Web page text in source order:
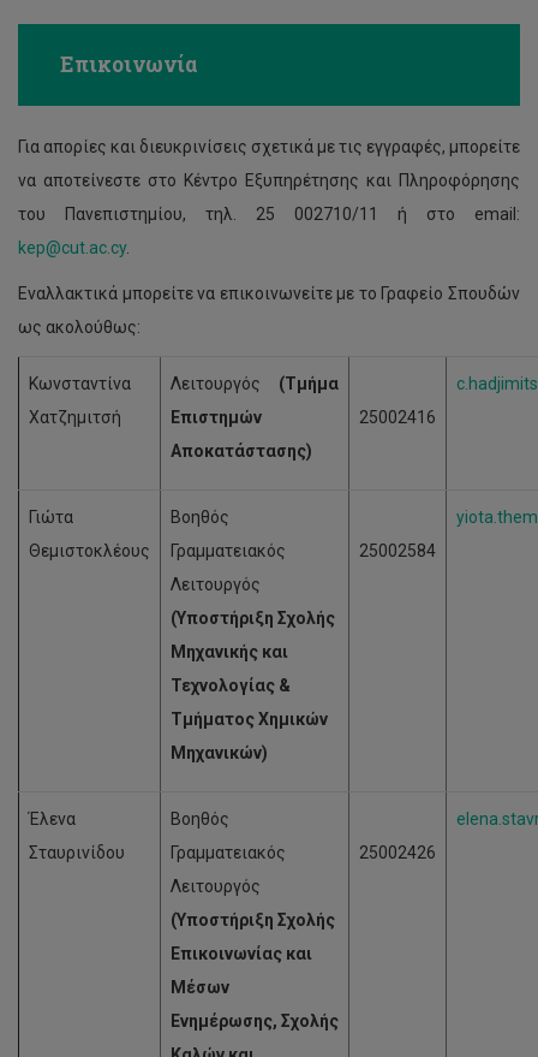
Επικοινωνία
Για απορίες και διευκρινίσεις σχετικά με τις εγγραφές, μπορείτε
να αποτείνεστε στο Κέντρο Εξυπηρέτησης και Πληροφόρησης
του Πανεπιστημίου, τηλ. 25 002710/11 ή στο email:
kep@cut.ac.cy.
Εναλλακτικά μπορείτε να επικοινωνείτε με το Γραφείο Σπουδών
ως ακολούθως:
Κωνσταντίνα
Χατζημιτσή
Λειτουργός (Τμήμα
Επιστημών
Αποκατάστασης)
25002416
Γιώτα
Θεμιστοκλέους
Βοηθός
Γραμματειακός
Λειτουργός
(Υποστήριξη Σχολής
Μηχανικής και
Τεχνολογίας &
Τμήματος Χημικών
Μηχανικών)
25002584
Έλενα
Σταυρινίδου
Βοηθός
Γραμματειακός
Λειτουργός
(Υποστήριξη Σχολής
Επικοινωνίας και
Μέσων
Ενημέρωσης, Σχολής
25002426